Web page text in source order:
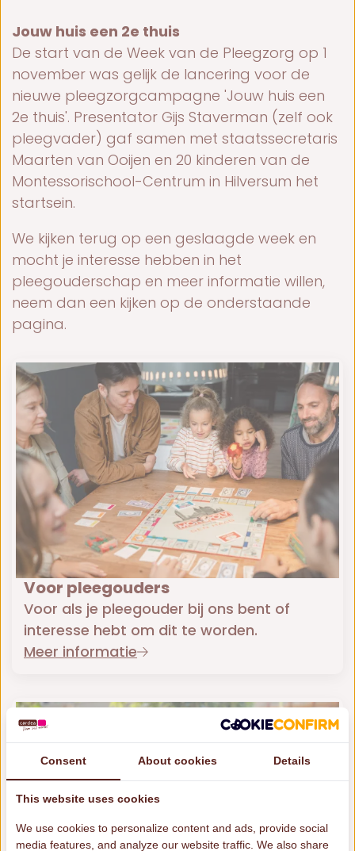
Jouw huis een 2e thuis
De start van de Week van de Pleeg­zorg op 1
no­vem­ber was ge­lijk de lan­ce­ring voor de
nieu­we pleeg­zorg­cam­pag­ne 'Jouw huis een
2e thuis'. Pre­sen­ta­tor Gijs Sta­ver­man (zelf ook
pleeg­va­der) gaf sa­men met staats­se­cre­ta­ris
Maar­ten van Ooi­j­en en 20 kin­de­ren van de
Mon­tes­so­ri­school-Cen­trum in Hil­ver­sum het
start­sein.
We kijken terug op een geslaagde week en
mocht je interesse hebben in het
pleegouderschap en meer informatie willen,
neem dan een kijken op de onderstaande
pagina.
Voor pleegouders
Voor als je pleegouder bij ons bent of
interesse hebt om dit te worden.
Meer informatie
Consent About cookies Details
This website uses cookies
We use cookies to personalize content and ads, provide social
media features, and analyze our website traffic. We also share